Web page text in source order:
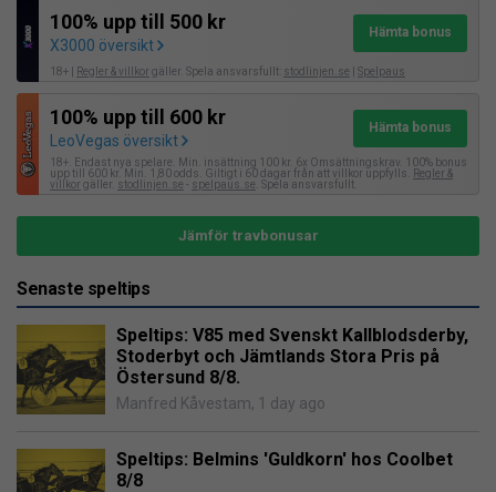
100% upp till 500 kr
X3000 översikt
Hämta bonus
18+ | Regler & villkor gäller. Spela ansvarsfullt: stodlinjen.se Spelpaus
100% upp till 600 kr
LeoVegas översikt
Hämta bonus
18+. Endast nya spelare. Min. insättning 100 kr. 6x Omsättningskrav. 100% bonus
upp till 600 kr. Min. 1,80 odds. Giltigt i 60 dagar från att villkor uppfylls.
Regler &
villkor gäller. stodlinjen.se - spelpaus.se . Spela ansvarsfullt.
Jämför travbonusar
Senaste speltips
Speltips: V85 med Svenskt Kallblodsderby,
Stoderbyt och Jämtlands Stora Pris på
Östersund 8/8.
Manfred Kåvestam, 1 day ago
Speltips: Belmins 'Guldkorn' hos Coolbet
8/8